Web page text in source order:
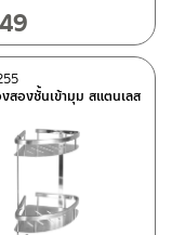
สองชั้นเข้ามุม สแตนเลส